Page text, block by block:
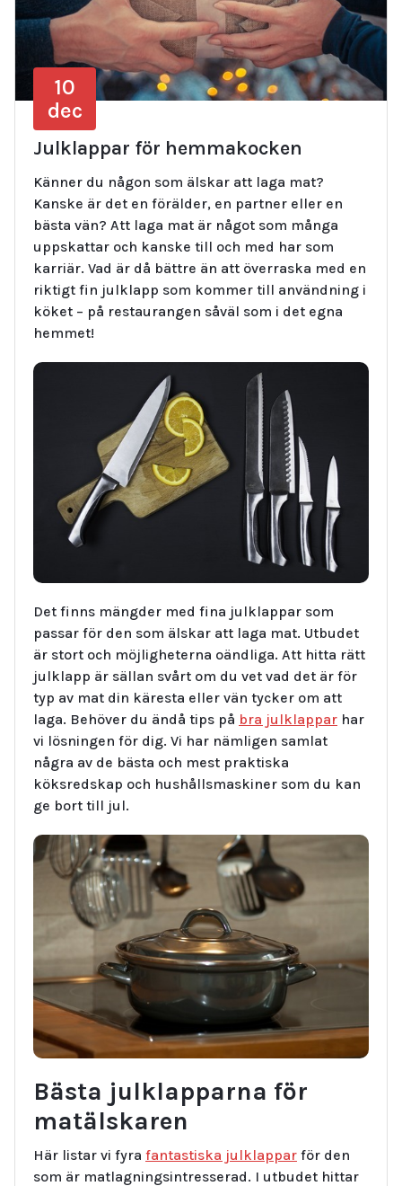
10
dec
Julklappar för hemmakocken
Känner du någon som älskar att laga mat?
Kanske är det en förälder, en partner eller en
bästa vän? Att laga mat är något som många
uppskattar och kanske till och med har som
karriär. Vad är då bättre än att överraska med en
riktigt fin julklapp som kommer till användning i
köket – på restaurangen såväl som i det egna
hemmet!
Det finns mängder med fina julklappar som
passar för den som älskar att laga mat. Utbudet
är stort och möjligheterna oändliga. Att hitta rätt
julklapp är sällan svårt om du vet vad det är för
typ av mat din käresta eller vän tycker om att
laga. Behöver du ändå tips på bra julklappar har
vi lösningen för dig. Vi har nämligen samlat
några av de bästa och mest praktiska
köksredskap och hushållsmaskiner som du kan
ge bort till jul.
Bästa julklapparna för
matälskaren
Här listar vi fyra fantastiska julklappar för den
som är matlagningsintresserad. I utbudet hittar